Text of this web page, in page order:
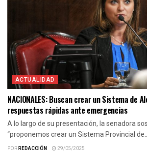
ACTUALIDAD
NACIONALES: Buscan crear un Sistema de
respuestas rápidas ante emergencias
A lo largo de su presentación, la senadora
“proponemos crear un Sistema Provincial de...
PORREDACCIÓN 29/05/2025